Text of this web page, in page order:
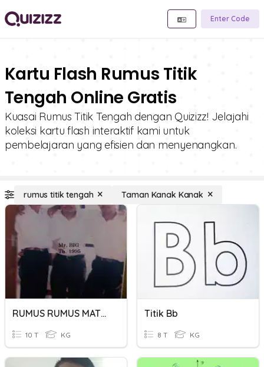
Enter Code
Kartu Flash Rumus Titik
Tengah Online Gratis
Kuasai Rumus Titik Tengah dengan Quizizz! Jelajahi
koleksi kartu flash interaktif kami untuk
pembelajaran yang efisien dan menyenangkan.
rumus titik tengah Taman Kanak Kanak
RUMUS RUMUS MATEMATIKA
10 T KG
Titik Bb
8 T KG